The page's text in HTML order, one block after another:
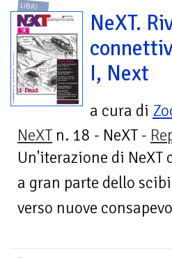
LIBRI
NeXT.
I, Next
a cura di
NeXT n. 18 - NeXT -
Un'iterazione di
a gran parte dello
verso nuove